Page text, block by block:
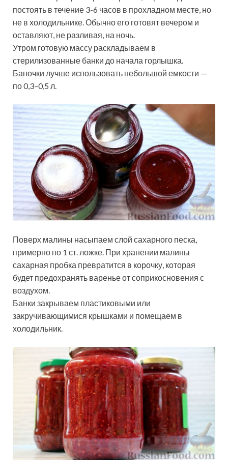
постоять в течение 3-6 часов в прохладном месте, но
не в холодильнике. Обычно его готовят вечером и
оставляют, не разливая, на ночь.
Утром готовую массу раскладываем в
стерилизованные банки до начала горлышка.
Баночки лучше использовать небольшой емкости —
по 0,3–0,5 л.
Поверх малины насыпаем слой сахарного песка,
примерно по 1 ст. ложке. При хранении малины
сахарная пробка превратится в корочку, которая
будет предохранять варенье от соприкосновения с
воздухом.
Банки закрываем пластиковыми или
закручивающимися крышками и помещаем в
холодильник.